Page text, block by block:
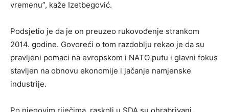
vremenu”, kaže Izetbegović.
Podsjetio je da je on preuzeo rukovođenje strankom
2014. godine. Govoreći o tom razdoblju rekao je da su
pravljeni pomaci na evropskom i NATO putu i glavni fokus
stavljen na obnovu ekonomije i jačanje namjenske
industrije.